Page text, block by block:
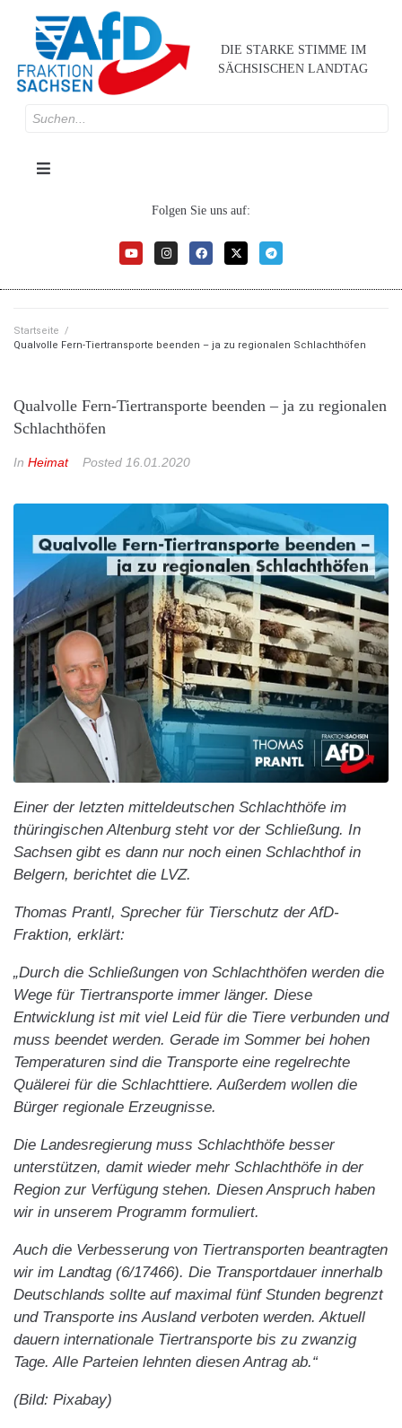
DIE STARKE STIMME IM
SÄCHSISCHEN LANDTAG
Folgen Sie uns auf:
Startseite /
Qualvolle Fern-Tiertransporte beenden – ja zu regionalen Schlachthöfen
Qualvolle Fern-Tiertransporte beenden – ja zu regionalen
Schlachthöfen
In Heimat Posted 16.01.2020
Einer der letzten mitteldeutschen Schlachthöfe im
thüringischen Altenburg steht vor der Schließung. In
Sachsen gibt es dann nur noch einen Schlachthof in
Belgern, berichtet die LVZ.
Thomas Prantl, Sprecher für Tierschutz der AfD-
Fraktion, erklärt:
„Durch die Schließungen von Schlachthöfen werden die
Wege für Tiertransporte immer länger. Diese
Entwicklung ist mit viel Leid für die Tiere verbunden und
muss beendet werden. Gerade im Sommer bei hohen
Temperaturen sind die Transporte eine regelrechte
Quälerei für die Schlachttiere. Außerdem wollen die
Bürger regionale Erzeugnisse.
Die Landesregierung muss Schlachthöfe besser
unterstützen, damit wieder mehr Schlachthöfe in der
Region zur Verfügung stehen. Diesen Anspruch haben
wir in unserem Programm formuliert.
Auch die Verbesserung von Tiertransporten beantragten
wir im Landtag (6/17466). Die Transportdauer innerhalb
Deutschlands sollte auf maximal fünf Stunden begrenzt
und Transporte ins Ausland verboten werden. Aktuell
dauern internationale Tiertransporte bis zu zwanzig
Tage. Alle Parteien lehnten diesen Antrag ab.“
(Bild: Pixabay)